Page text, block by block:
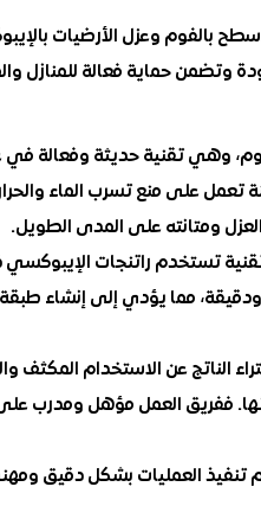
بالفوم وعزل الأرضيات
وتضمن حماية فعالة للمنازل
وهي تقنية حديثة وفعالة
تعمل على منع تسرب الماء
ومتانته على المدى الطويل.
تستخدم راتنجات الإيبوكسي
مما يؤدي إلى إنشاء طبقة
الناتج عن الاستخدام المكثف
ففريق العمل مؤهل ومدرب
تنفيذ العمليات بشكل دقيق